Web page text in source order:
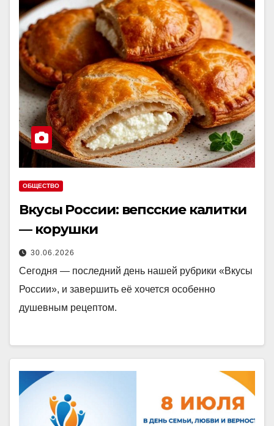
ОБЩЕСТВО
Вкусы России: вепсские калитки
— корушки
30.06.2026
Сегодня — последний день нашей рубрики «Вкусы
России», и завершить её хочется особенно
душевным рецептом.